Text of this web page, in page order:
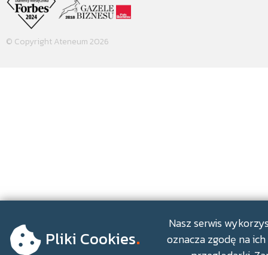
© Copyright Ateneum 2026
Pliki Cookies.
Nasz serwis
oznacza zgodę na